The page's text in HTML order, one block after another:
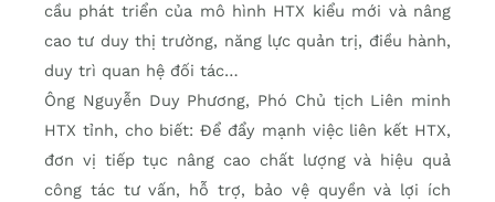
cầu phát triển của mô hình HTX kiểu mới và nâng
cao tư duy thị trường, năng lực quản trị, điều hành,
duy trì quan hệ đối tác…
Ông Nguyễn Duy Phương, Phó Chủ tịch Liên minh
HTX tỉnh, cho biết: Để đẩy mạnh việc liên kết HTX,
đơn vị tiếp tục nâng cao chất lượng và hiệu quả
công tác tư vấn, hỗ trợ, bảo vệ quyền và lợi ích